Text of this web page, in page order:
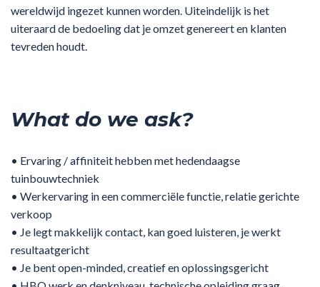
wereldwijd ingezet kunnen worden. Uiteindelijk is het
uiteraard de bedoeling dat je omzet genereert en klanten
tevreden houdt.
What do we ask?
• Ervaring / affiniteit hebben met hedendaagse
tuinbouwtechniek
• Werkervaring in een commerciële functie, relatie gerichte
verkoop
• Je legt makkelijk contact, kan goed luisteren, je werkt
resultaatgericht
• Je bent open-minded, creatief en oplossingsgericht